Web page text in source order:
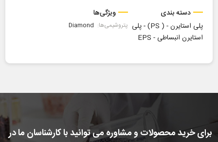
دسته بندی
پلی استایرن - ( PS)
-پلی
استایرن انبساطی - EPS
ویژگی‌ها
پتروشیمی‌ها: Diamond
برای خرید محصولات و مشاوره می توانید با کارشناسان ما در